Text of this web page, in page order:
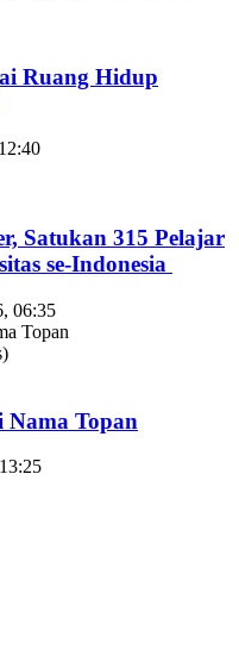
Ruang Hidup
Satukan 315 Pelajar
se-Indonesia
06:35
Topan